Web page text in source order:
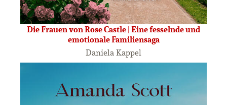
Die Frauen von Rose Castle | Eine fesselnde und
emotionale Familiensaga
Daniela Kappel